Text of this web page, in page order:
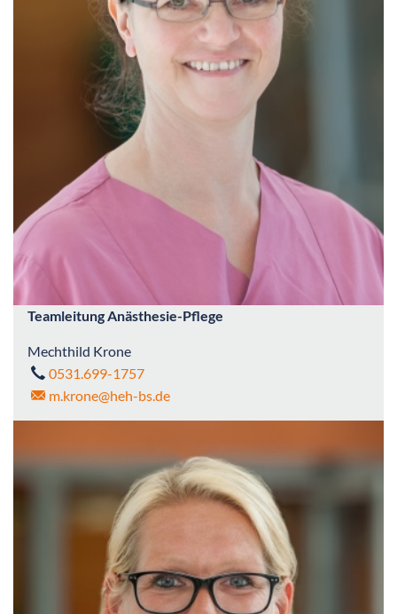
Teamleitung Anästhesie-Pflege
Mechthild Krone
0531.699-1757
m.krone@heh-bs.de